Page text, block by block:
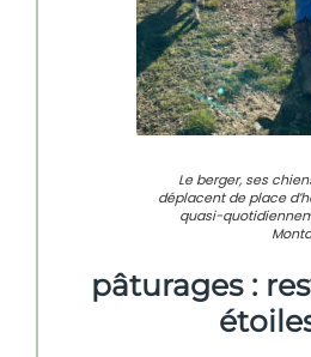
Le berger, ses
déplacent de place
quasi-
pâturages :